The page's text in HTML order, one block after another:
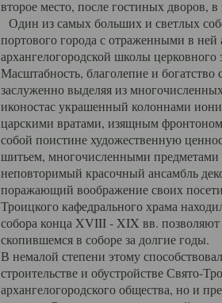
второе место, после гостиных дворов,
Один из самых больших и светлых
портового города с отраженными в
архангелогородской школы церковного
Масштабность, благолепие и богатство
заслуженно выделяя из
иконостас украшенный колоннами
царскими вратами, изящным
собой поистине художественную
шитьем, многочисленными предметами
неповторимый красочный ансамбль
поражающий воображение своих
Троицкого кафедрального храма
собора конца XVIII - XIX вв. позволяют
скопившемся в соборе за долгие годы.
В немалой степени этому
строительстве и обустройстве Свято-
архангелогородского общества, но и